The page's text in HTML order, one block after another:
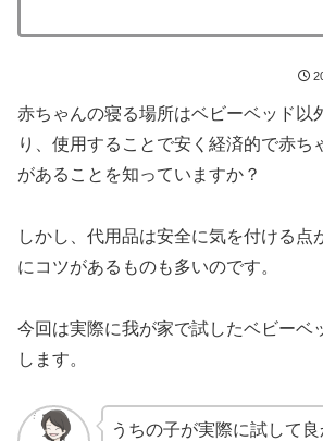
赤ちゃんの寝る場所はベビーベッド以
り、使用することで安く経済的で赤ち
があることを知っていますか？
しかし、代用品は安全に気を付ける点
にコツがあるものも多いのです。
今回は実際に我が家で試したベビーベ
します。
うちの子が実際に試して